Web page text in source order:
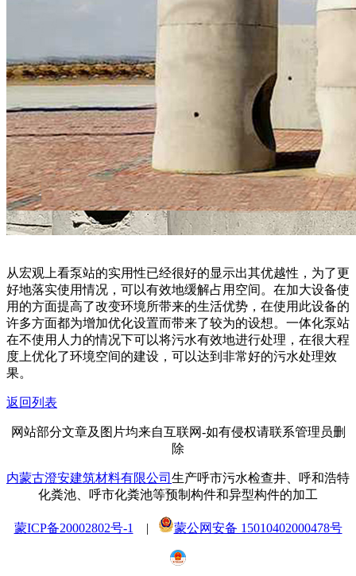
从宏观上看泵站的实用性已经很好的显示出其优越性，为了更
好地落实使用情况，可以有效地缓解占用空间。在加大设备使
用的方面提高了改变环境所带来的生活优势，在使用此设备的
许多方面都为增加优化设置而带来了较为的设想。一体化泵站
在不使用人力的情况下可以将污水有效地进行处理，在很大程
度上优化了环境空间的建设，可以达到非常好的污水处理效
果。
返回列表
网站部分文章及图片均来自互联网-如有侵权请联系管理员删
除
内蒙古澄安建筑材料有限公司 生产呼市污水检查井、呼和浩特
化粪池、呼市化粪池等预制构件和异型构件的加工
蒙ICP备20002802号-1 | 蒙公网安备 15010402000478号